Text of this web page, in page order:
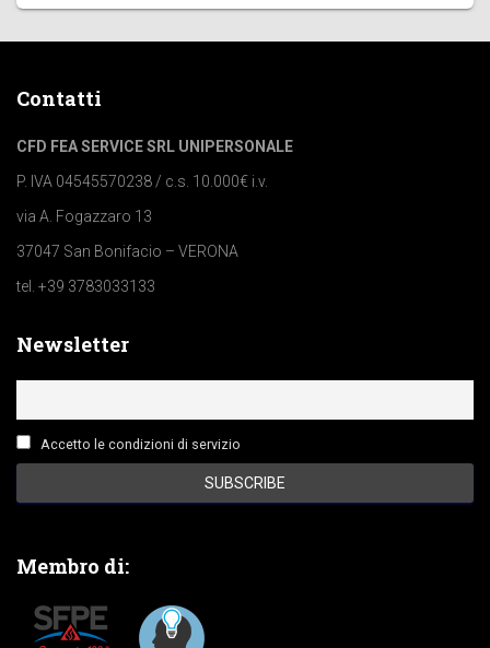
Contatti
CFD FEA SERVICE SRL UNIPERSONALE
P. IVA 04545570238 / c.s. 10.000€ i.v.
via A. Fogazzaro 13
37047 San Bonifacio – VERONA
tel. +39 3783033133
Newsletter
Accetto le condizioni di servizio
Membro di: